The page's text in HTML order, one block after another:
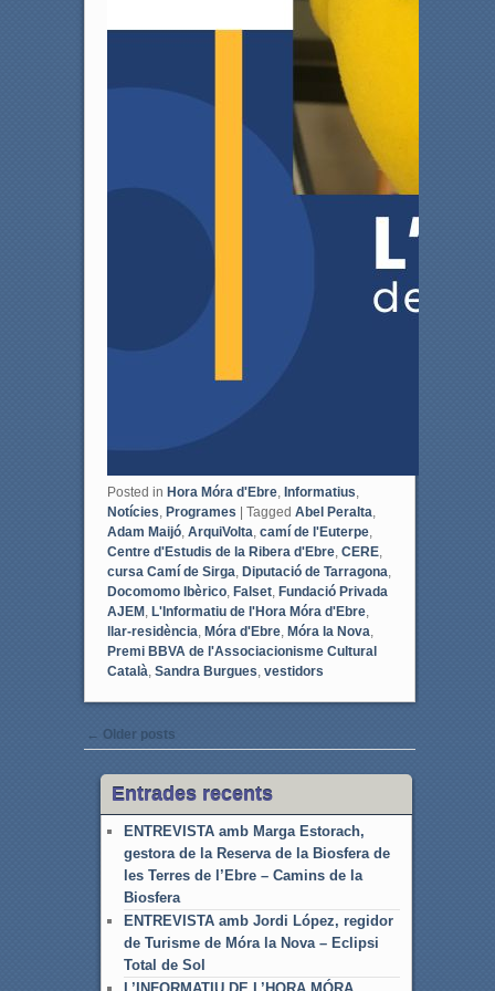
Posted in Hora Móra d'Ebre, Informatius
Notícies Programes | Tagged Abel Peralta
Adam Maijó, ArquiVolta camí de l'Euterpe,
Centre d'Estudis de la Ribera d'Ebre, CERE,
cursa Camí de Sirga Diputació de Tarragona
Docomomo Ibèrico, Falset, Fundació Privada
AJEM, L'Informatiu de l'Hora Móra d'Ebre,
llar-residència Móra d'Ebre, Móra la Nova
Premi BBVA de l'Associacionisme Cultural
Català Sandra Burgues vestidors
Post navigation
← Older posts
Entrades recents
ENTREVISTA amb Marga Estorach,
gestora de la Reserva de la Biosfera de
les Terres de l’Ebre – Camins de la
Biosfera
ENTREVISTA amb Jordi López, regidor
de Turisme de Móra la Nova – Eclipsi
Total de Sol